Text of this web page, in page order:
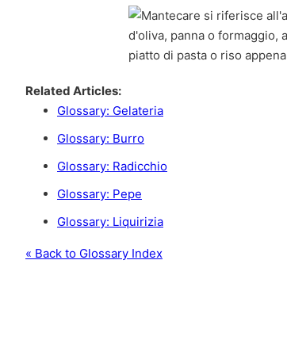
Related Articles:
Glossary: Gelateria
Glossary: Burro
Glossary: Radicchio
Glossary: Pepe
Glossary: Liquirizia
« Back to Glossary Index